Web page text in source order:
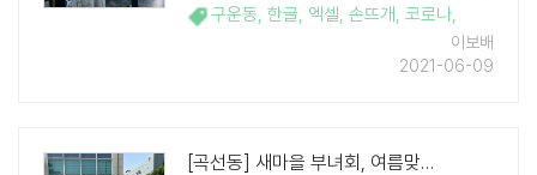
어려움 속에서도 배움의 열정을 놓지 않은
수강생들이 방역수칙을 준수하며 프로그램
을 수강하고 있다. 운영 중인 프로그램은 전
구운동, 한글, 엑셀, 손뜨개, 코로나,
이보배
2021-06-09
[곡선동] 새마을 부녀회, 여름맞이 사랑의 삼계탕 나눔